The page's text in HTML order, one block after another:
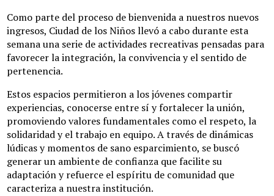
Como parte del proceso de bienvenida a nuestros nuevos
ingresos, Ciudad de los Niños llevó a cabo durante esta
semana una serie de actividades recreativas pensadas para
favorecer la integración, la convivencia y el sentido de
pertenencia.
Estos espacios permitieron a los jóvenes compartir
experiencias, conocerse entre sí y fortalecer la unión,
promoviendo valores fundamentales como el respeto, la
solidaridad y el trabajo en equipo. A través de dinámicas
lúdicas y momentos de sano esparcimiento, se buscó
generar un ambiente de confianza que facilite su
adaptación y refuerce el espíritu de comunidad que
caracteriza a nuestra institución.